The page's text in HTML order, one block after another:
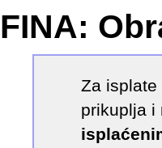
FINA:
Za isplate
prikuplja i